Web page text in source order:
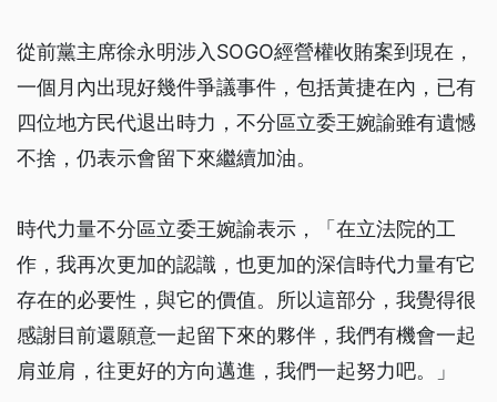
從前黨主席徐永明涉入SOGO經營權收賄案到現在，
一個月內出現好幾件爭議事件，包括黃捷在內，已有
四位地方民代退出時力，不分區立委王婉諭雖有遺憾
不捨，仍表示會留下來繼續加油。
時代力量不分區立委王婉諭表示，「在立法院的工
作，我再次更加的認識，也更加的深信時代力量有它
存在的必要性，與它的價值。所以這部分，我覺得很
感謝目前還願意一起留下來的夥伴，我們有機會一起
肩並肩，往更好的方向邁進，我們一起努力吧。」